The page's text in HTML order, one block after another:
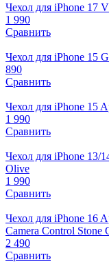
Чехол для iPhone 17
1 990
Сравнить
Чехол для iPhone 15
890
Сравнить
Чехол для iPhone 15
1 990
Сравнить
Чехол для iPhone 13/
Olive
1 990
Сравнить
Чехол для iPhone 16
Camera Control Stone
2 490
Сравнить